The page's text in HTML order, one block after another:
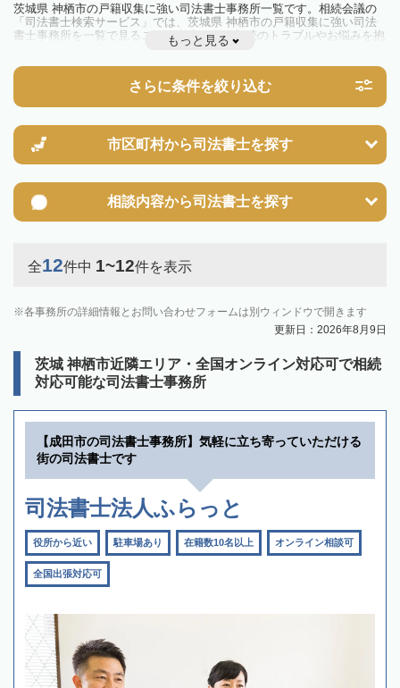
茨城県 神栖市の戸籍収集に強い司法書士事務所一覧です。相続会議の
「司法書士検索サービス」では、茨城県 神栖市の戸籍収集に強い司法
書士事務所を一覧で見ることが出来ます。相続のトラブルやお悩みを抱
えている方は一度近隣の司法書士に相談してみましょう。
もっと見る
さらに条件を絞り込む
市区町村から司法書士を探す
相談内容から司法書士を探す
全12件中 1~12件を表示
各事務所の詳細情報とお問い合わせフォームは別ウィンドウで開きます
更新日：2026年8月9日
茨城 神栖市近隣エリア・全国オンライン対応可で相続
対応可能な司法書士事務所
【成田市の司法書士事務所】気軽に立ち寄っていただける
街の司法書士です
司法書士法人ふらっと
役所から近い 駐車場あり 在籍数10名以上 オンライン相談可
全国出張対応可